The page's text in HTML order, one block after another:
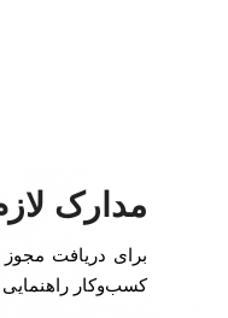
مدارک
برای دریافت مجوز
کسب‌وکار راهنمایی دریافت نمایید. در